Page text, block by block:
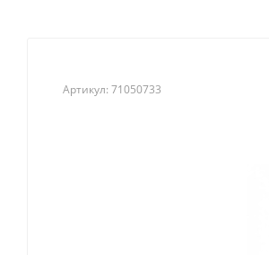
Артикул: 71050733